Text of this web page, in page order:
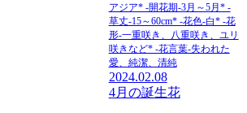
アジア* -開花期-3月～5月* -
草丈-15～60cm* -花色-白* -花
形-一重咲き、八重咲き、ユリ
咲きなど* -花言葉-失われた
愛、純潔、清純
2024.02.08
4月の誕生花